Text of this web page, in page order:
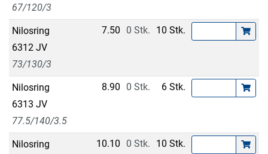
67/120/3
Nilosring
6312 JV
73/130/3
7.50 0 Stk. 10 Stk.
Nilosring
6313 JV
77.5/140/3.5
8.90 0 Stk. 6 Stk.
Nilosring
10.10 0 Stk. 10 Stk.